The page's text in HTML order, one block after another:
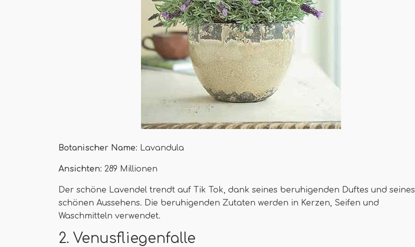
Botanischer Name: Lavandula
Ansichten: 289 Millionen
Der schöne Lavendel trendt auf Tik Tok, dank seines beruhigenden Duftes und seines
schönen Aussehens. Die beruhigenden Zutaten werden in Kerzen, Seifen und
Waschmitteln verwendet.
2. Venusfliegenfalle